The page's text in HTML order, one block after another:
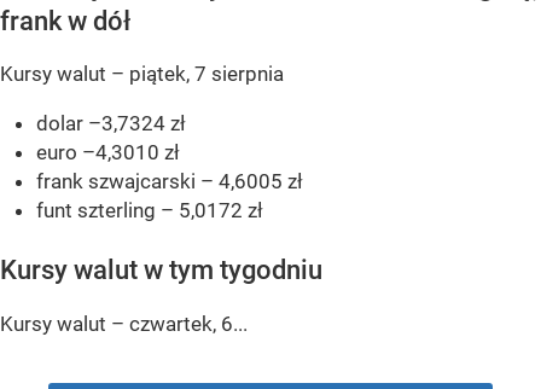
frank w dół
Kursy walut – piątek, 7 sierpnia
dolar –3,7324 zł
euro –4,3010 zł
frank szwajcarski – 4,6005 zł
funt szterling – 5,0172 zł
Kursy walut w tym tygodniu
Kursy walut – czwartek, 6...